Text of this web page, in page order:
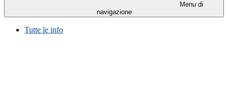
Menu di
navigazione
Tutte le info